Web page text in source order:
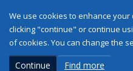
We use cookies to enhance
clicking "continue" or continue
of cookies. You can change the
Continue Find more